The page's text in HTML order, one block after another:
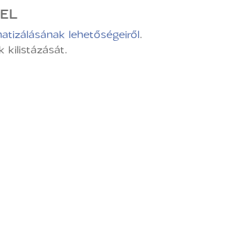
lehetőségeiről.
kilistázását.